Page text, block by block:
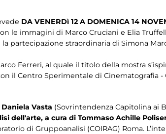
DA VENERDì 12 A DOMENICA 14
le immagini di Marco Cruciani e Elia
partecipazione straordinaria di Simona
Ferreri, al quale il titolo della mostra
il Centro Sperimentale di Cinematografia -
Vasta (Sovrintendenza Capitolina ai
dell'arte, a cura di Tommaso Achille
di Gruppoanalisi (COIRAG) Roma.